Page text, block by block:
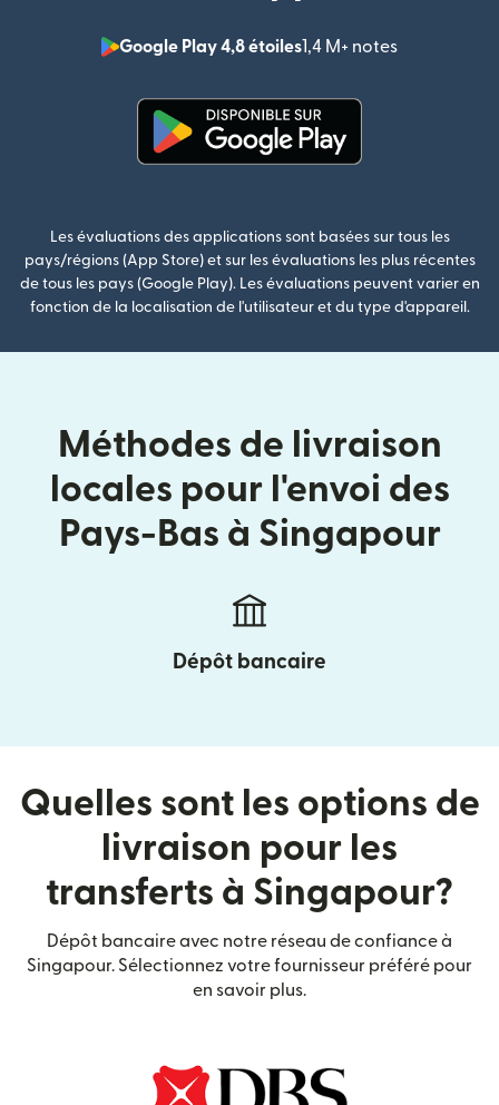
Google Play 4,8 étoiles1,4 M+ notes
Les évaluations des applications sont basées sur tous les
pays/régions (App Store) et sur les évaluations les plus récentes
de tous les pays (Google Play). Les évaluations peuvent varier en
fonction de la localisation de l'utilisateur et du type d'appareil.
Méthodes de livraison
locales pour l'envoi des
Pays-Bas à Singapour
Dépôt bancaire
Quelles sont les options de
livraison pour les
transferts à Singapour?
Dépôt bancaire avec notre réseau de confiance à
Singapour. Sélectionnez votre fournisseur préféré pour
en savoir plus.